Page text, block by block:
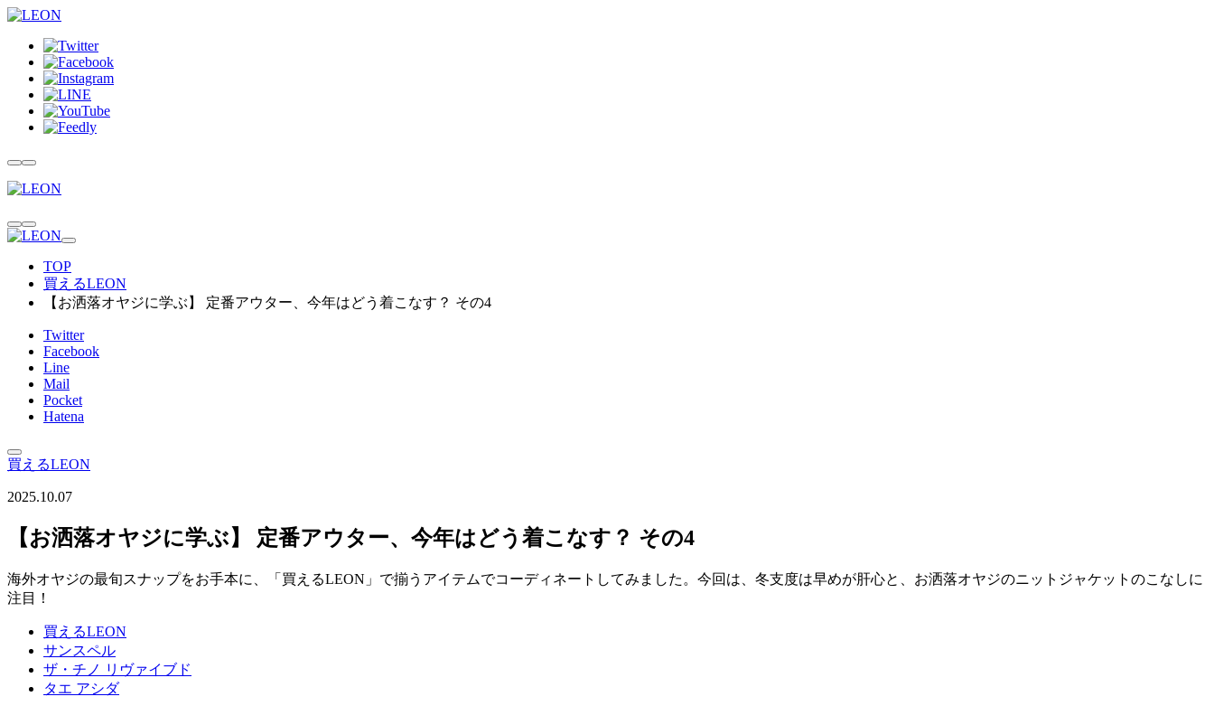
TOP
買えるLEON
【お洒落オヤジに学ぶ】 定番アウター、今年はどう着こなす？ その4
Twitter
Facebook
Line
Mail
Pocket
Hatena
買えるLEON
2025.10.07
【お洒落オヤジに学ぶ】 定番アウター、今年はどう着こなす？ その4
海外オヤジの最旬スナップをお手本に、「買えるLEON」で揃うアイテムでコーディネートしてみました。今回は、冬支度は早めが肝心と、お洒落オヤジのニットジャケットのこなしに
注目！
買えるLEON
サンスペル
ザ・チノ リヴァイブド
タエ アシダ